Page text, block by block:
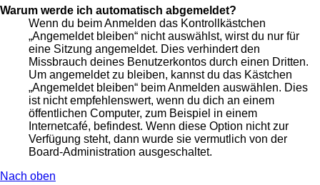
Warum werde ich automatisch abgemeldet?
Wenn du beim Anmelden das Kontrollkästchen
„Angemeldet bleiben“ nicht auswählst, wirst du nur für
eine Sitzung angemeldet. Dies verhindert den
Missbrauch deines Benutzerkontos durch einen Dritten.
Um angemeldet zu bleiben, kannst du das Kästchen
„Angemeldet bleiben“ beim Anmelden auswählen. Dies
ist nicht empfehlenswert, wenn du dich an einem
öffentlichen Computer, zum Beispiel in einem
Internetcafé, befindest. Wenn diese Option nicht zur
Verfügung steht, dann wurde sie vermutlich von der
Board-Administration ausgeschaltet.
Nach oben